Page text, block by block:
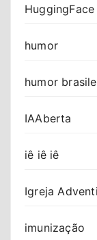
HuggingFace
humor
humor
IAAberta
iê iê iê
Igreja
imunização